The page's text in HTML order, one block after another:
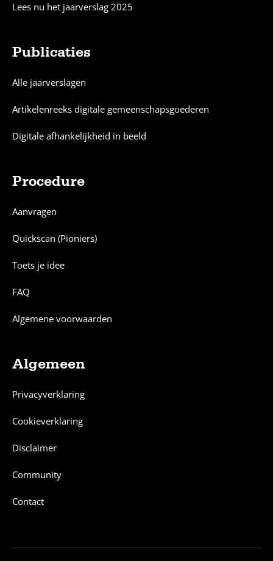
Lees nu het jaarverslag 2025
Publicaties
Alle jaarverslagen
Artikelenreeks digitale gemeenschapsgoederen
Digitale afhankelijkheid in beeld
Procedure
Aanvragen
Quickscan (Pioniers)
Toets je idee
FAQ
Algemene voorwaarden
Algemeen
Privacyverklaring
Cookieverklaring
Disclaimer
Community
Contact